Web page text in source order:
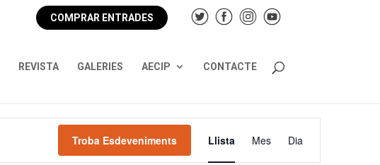
COMPRAR ENTRADES
REVISTA GALERIES AECIP CONTACTE
Troba Esdeveniments de
Llista Mes Dia